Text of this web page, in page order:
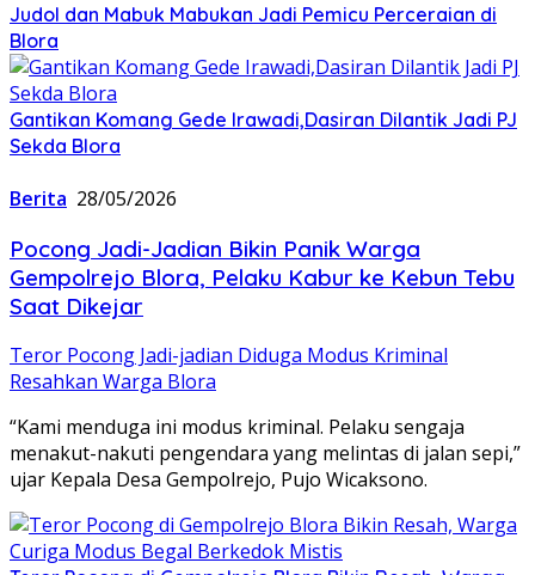
Judol dan Mabuk Mabukan Jadi Pemicu Perceraian di
Blora
Gantikan Komang Gede Irawadi,Dasiran Dilantik Jadi PJ
Sekda Blora
Berita 28/05/2026
Pocong Jadi-Jadian Bikin Panik Warga
Gempolrejo Blora, Pelaku Kabur ke Kebun Tebu
Saat Dikejar
Teror Pocong Jadi-jadian Diduga Modus Kriminal
Resahkan Warga Blora
“Kami menduga ini modus kriminal. Pelaku sengaja
menakut-nakuti pengendara yang melintas di jalan sepi,”
ujar Kepala Desa Gempolrejo, Pujo Wicaksono.